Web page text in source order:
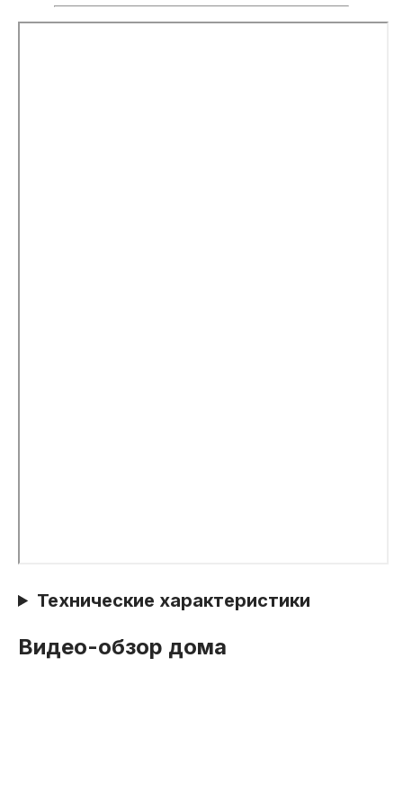
Технические характеристики
Видео-обзор дома